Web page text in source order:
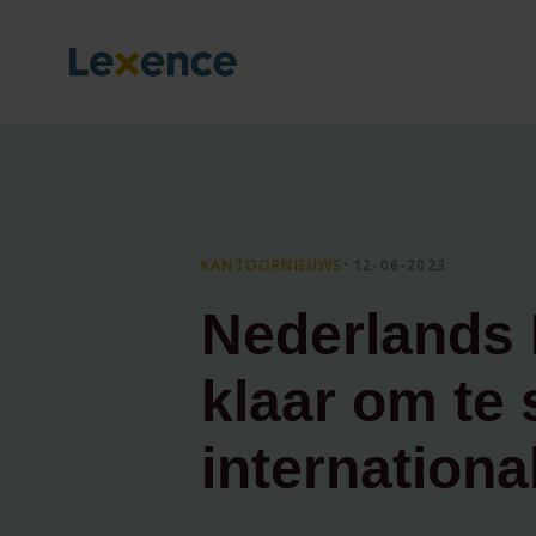
KANTOORNIEUWS ⸱ 12-06-2023
Nederlands
klaar om te